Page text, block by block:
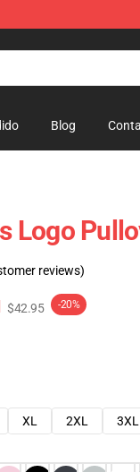
Blog
Logo
reviews)
$42.95 -20%
XL 2XL 3XL